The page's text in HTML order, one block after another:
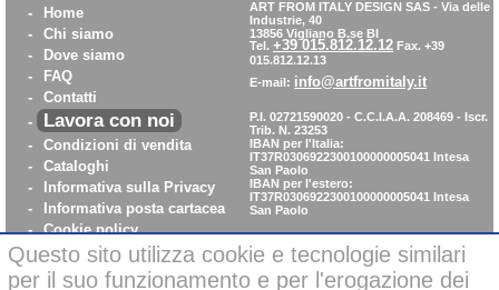
-
Home
-
Chi siamo
-
Dove siamo
-
FAQ
-
Contatti
-
Lavora con noi
-
Condizioni di vendita
-
Cataloghi
-
Informativa sulla Privacy
-
Informativa posta cartacea
- Cookie policy
- WhistleBlowing
Parità di Genere
ART FROM ITALY DESIGN SAS - Via delle
Industrie, 40
13856 Vigliano B.se BI
Tel. +39 015.812.12.12 Fax. +39
015.812.12.13
E-mail: info@artfromitaly.it
P.I. 02721590020 - C.C.I.A.A. 208469 - Iscr.
Trib. N. 23253
IBAN per l'Italia:
IT37R0306922300100000005041 Intesa
San Paolo
IBAN per l'estero:
IT37R0306922300100000005041 Intesa
San Paolo
Questo sito utilizza cookie e tecnologie similari
per il suo funzionamento e per l'erogazione dei